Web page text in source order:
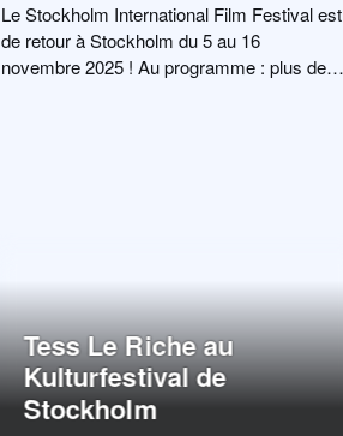
Le Stockholm International Film Festival est
de retour à Stockholm du 5 au 16
novembre 2025 ! Au programme : plus de
Tess Le Riche au
Kulturfestival de
Stockholm